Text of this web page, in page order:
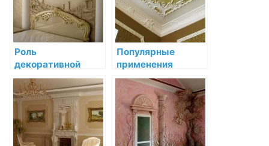
Роль
декоративной
лепнины в
барочном стиле:
преображение
интерьера
Популярные
применения
декоративной
лепнины в
современном
дизайне интерьера